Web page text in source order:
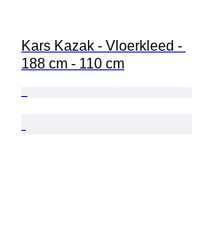
Kars Kazak - Vloerkleed -
188 cm - 110 cm